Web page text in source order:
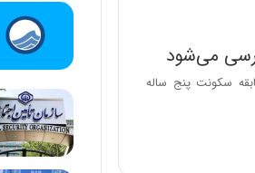
سکونت پنج ساله
ر
ر
ت
و